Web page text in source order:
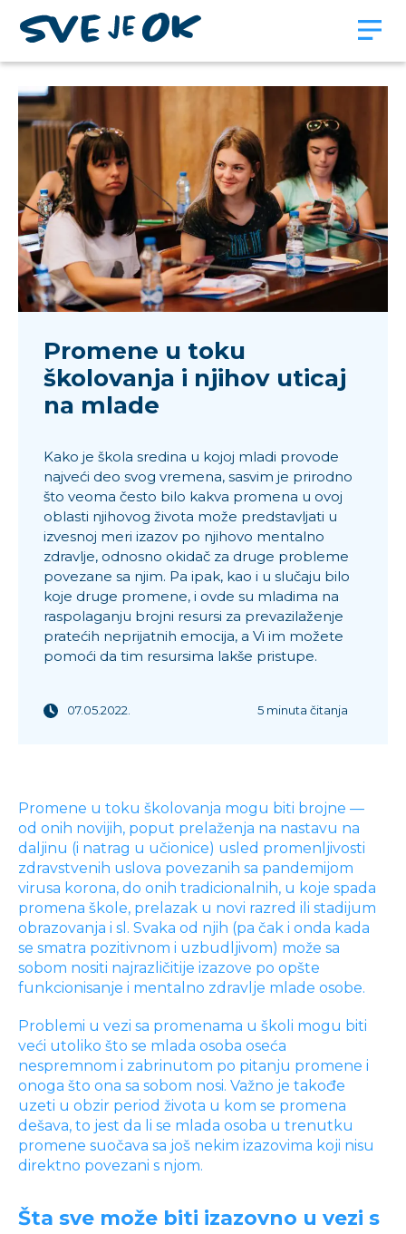
Promene u toku
školovanja i njihov uticaj
na mlade
Kako je škola sredina u kojoj mladi provode
najveći deo svog vremena, sasvim je prirodno
što veoma često bilo kakva promena u ovoj
oblasti njihovog života može predstavljati u
izvesnoj meri izazov po njihovo mentalno
zdravlje, odnosno okidač za druge probleme
povezane sa njim. Pa ipak, kao i u slučaju bilo
koje druge promene, i ovde su mladima na
raspolaganju brojni resursi za prevazilaženje
pratećih neprijatnih emocija, a Vi im možete
pomoći da tim resursima lakše pristupe.
07.05.2022. 5 minuta čitanja
Promene u toku školovanja mogu biti brojne —
od onih novijih, poput prelaženja na nastavu na
daljinu (i natrag u učionice) usled promenljivosti
zdravstvenih uslova povezanih sa pandemijom
virusa korona, do onih tradicionalnih, u koje spada
promena škole, prelazak u novi razred ili stadijum
obrazovanja i sl. Svaka od njih (pa čak i onda kada
se smatra pozitivnom i uzbudljivom) može sa
sobom nositi najrazličitije izazove po opšte
funkcionisanje i mentalno zdravlje mlade osobe.
Problemi u vezi sa promenama u školi mogu biti
veći utoliko što se mlada osoba oseća
nespremnom i zabrinutom po pitanju promene i
onoga što ona sa sobom nosi. Važno je takođe
uzeti u obzir period života u kom se promena
dešava, to jest da li se mlada osoba u trenutku
promene suočava sa još nekim izazovima koji nisu
direktno povezani s njom.
Šta sve može biti izazovno u vezi s